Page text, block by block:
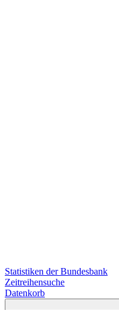
Statistiken der Bundesbank
Zeitreihensuche
Datenkorb